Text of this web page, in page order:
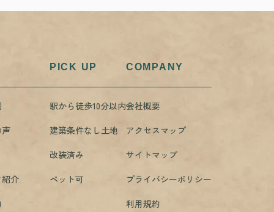
介
PICK UP
駅から徒歩10分以内
建築条件なし土地
改装済み
ペット可
COMPANY
会社概要
アクセスマップ
サイトマップ
プライバシーポリシー
利用規約